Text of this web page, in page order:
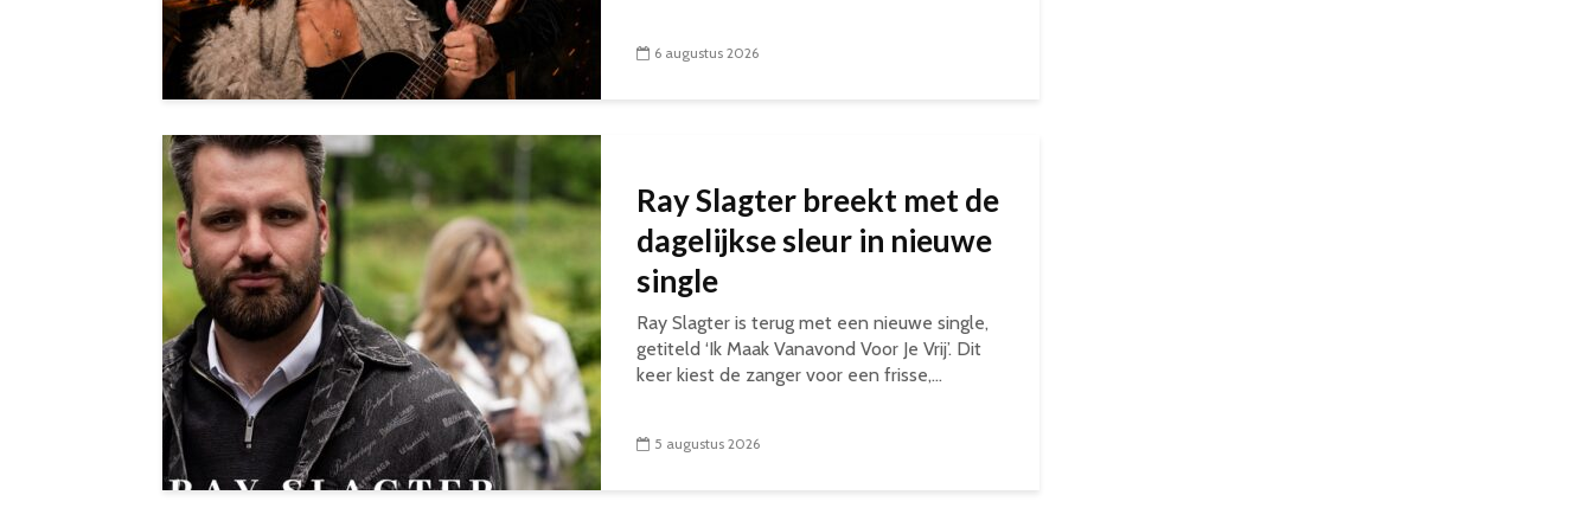
6 augustus 2026
Ray Slagter breekt met de
dagelijkse sleur in nieuwe
single
Ray Slagter is terug met een nieuwe single,
getiteld ‘Ik Maak Vanavond Voor Je Vrij’. Dit
keer kiest de zanger voor een frisse,...
5 augustus 2026